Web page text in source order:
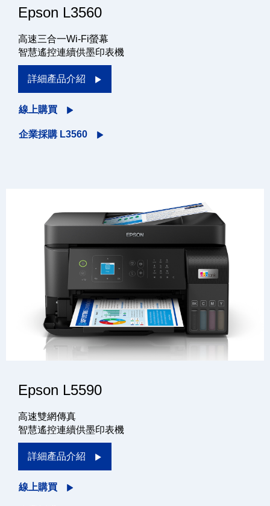
Epson L3560
高速三合一Wi-Fi螢幕
智慧遙控連續供墨印表機
詳細產品介紹
線上購買
企業採購 L3560
Epson L5590
高速雙網傳真
智慧遙控連續供墨印表機
詳細產品介紹
線上購買